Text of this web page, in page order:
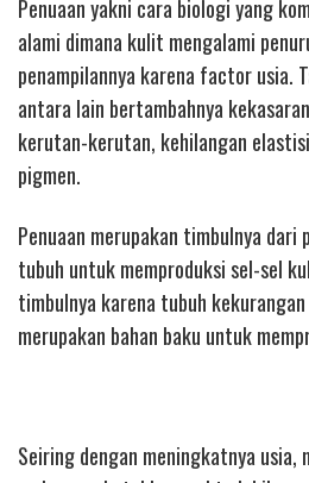
Penuaan yakni cara biologi yang
alami dimana kulit mengalami
penampilannya karena factor usia.
antara lain bertambahnya
kerutan-kerutan, kehilangan
pigmen.
Penuaan merupakan timbulnya dari
tubuh untuk memproduksi sel-sel
timbulnya karena tubuh
merupakan bahan baku untuk
Seiring dengan meningkatnya usia,